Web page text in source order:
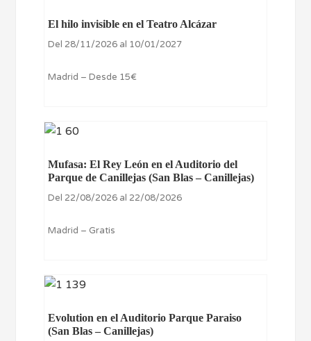
El hilo invisible en el Teatro Alcázar
Del 28/11/2026 al 10/01/2027
Madrid – Desde 15€
Mufasa: El Rey León en el Auditorio del
Parque de Canillejas (San Blas – Canillejas)
Del 22/08/2026 al 22/08/2026
Madrid – Gratis
Evolution en el Auditorio Parque Paraiso
(San Blas – Canillejas)